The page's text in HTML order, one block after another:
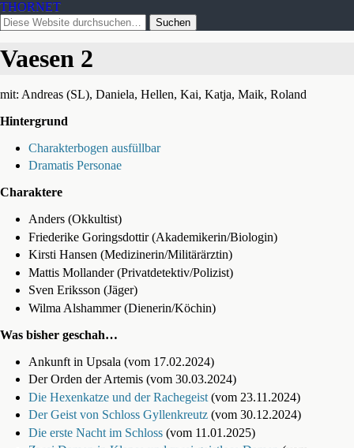
THORNET
Vaesen 2
mit: Andreas (SL), Daniela, Hellen, Kai, Katja, Maik, Roland
Hintergrund
Charakterbogen ausfüllbar
Dramatis Personae
Charaktere
Anders (Okkultist)
Friederike Goringsdottir (Akademikerin/Biologin)
Kirsti Hansen (Medizinerin/Militärärztin)
Mattis Mollander (Privatdetektiv/Polizist)
Sven Eriksson (Jäger)
Wilma Alshammer (Dienerin/Köchin)
Was bisher geschah…
Ankunft in Upsala (vom 17.02.2024)
Der Orden der Artemis (vom 30.03.2024)
Die Hexenkatze und der Rachegeist(vom 23.11.2024)
Der Geist von Schloss Gyllenkreutz(vom 30.12.2024)
Die erste Nacht im Schloss(vom 11.01.2025)